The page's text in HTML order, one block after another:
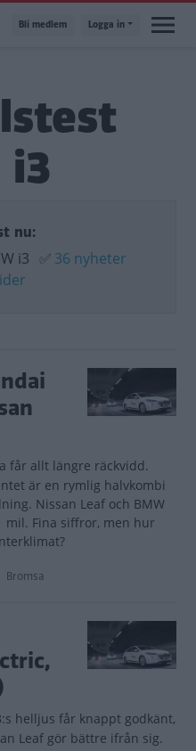
Bli medlem Logga in
i3
nu:
i3 ✅ 36 nyheter
får allt längre räckvidd.
är en rymlig halvkombi
Nissan Leaf och BMW
mil. Fina siffror, men hur
Bromsa
helljus får knappt godkänt,
Leaf gör bättre ifrån sig.